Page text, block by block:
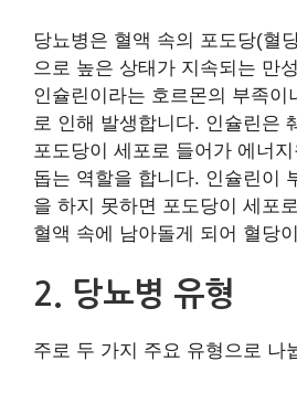
당뇨병은 혈액 속의 포도당(혈
으로 높은 상태가 지속되는 만
인슐린이라는 호르몬의 부족이
로 인해 발생합니다. 인슐린은
포도당이 세포로 들어가 에너
돕는 역할을 합니다. 인슐린이
을 하지 못하면 포도당이 세포
혈액 속에 남아돌게 되어 혈당
2. 당뇨병 유형
주로 두 가지 주요 유형으로 나